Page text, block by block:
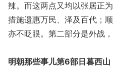
辣。而这两点又均以张居正
措施遗惠万民、泽及百代；
亦不眨眼。第二部分是外战
明朝那些事儿第6部日暮西山